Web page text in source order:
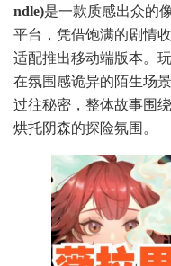
ndle)是一款质感出众的
平台，凭借饱满的剧情
适配推出移动端版本。
在氛围感诡异的陌生场
过往秘密，整体故事围
烘托阴森的探险氛围。